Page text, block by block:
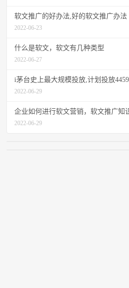
软文推广的好办法,好的软文推广办法
2022-06-23
什么是软文，软文有几种类型
2022-06-27
i茅台史上最大规模投放,计划投放
2022-06-29
企业如何进行软文营销，软文推广知
2022-06-29